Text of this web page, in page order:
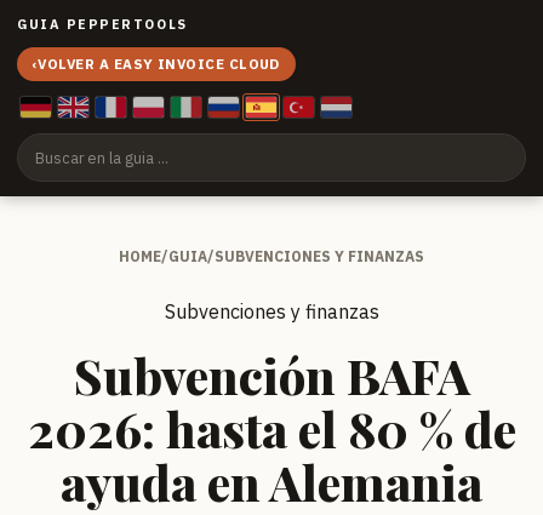
GUIA PEPPERTOOLS
‹VOLVER A EASY INVOICE CLOUD
HOME/GUIA/SUBVENCIONES Y FINANZAS
Subvenciones y finanzas
Subvención BAFA
2026: hasta el 80 % de
ayuda en Alemania